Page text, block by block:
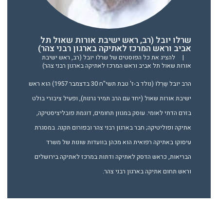
שרלו יובל (רב, ראש ישיבת אורות שאול תל
אביב וראש המרכז לאתיקה בארגון רבני צהר)
|
להציג את כל הפוסטים של שרלו יובל (רב, ראש ישיבת
אורות שאול תל אביב וראש המרכז לאתיקה בארגון רבני צהר)
הרב יובל שֶרְלוֹ (נולד ב-ז' טבת תשי"ח 30 בדצמבר 1957) הוא ראש
ישיבת אורות שאול (יחד עם הרב תמיר גרנות), ופעיל ציבורי בולט
בזרם הדתי לאומי. עוסק במגוון תחומים, דוגמת פובליציסטיקה,
אתיקה ופוליטיקה; חבר בארגון רבני צהר ובפורום תקנה. במסגרת
עיסוקו באתיקה רפואית הוא מכהן בוועדות שונות של משרד
הבריאות, כראש הדסק לאתיקה ודתות במרכז לאתיקה בירושלים
וראש תחום אתיקה בארגון רבני צהר.